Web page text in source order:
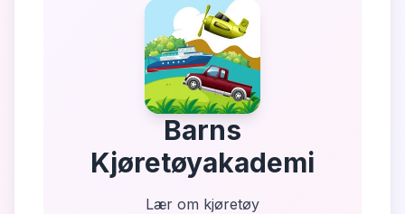
Barns
Kjøretøyakademi
Lær om kjøretøy